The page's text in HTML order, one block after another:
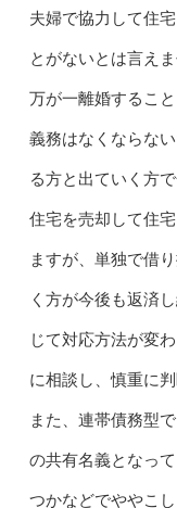
夫婦で協力して住
とがないとは言えま
万が一離婚するこ
義務はなくならな
る方と出ていく方
住宅を売却して住
ますが、単独で借
く方が今後も返済
じて対応方法が変
に相談し、慎重に
また、連帯債務型
の共有名義となっ
つかなどでややこ